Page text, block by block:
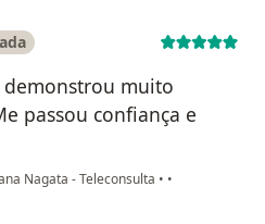
muito
passou confiança e
Nagata - Teleconsulta • •